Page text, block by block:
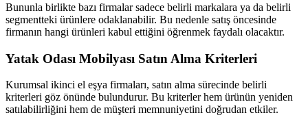
Bununla birlikte bazı firmalar sadece belirli markalara ya da belirli
segmentteki ürünlere odaklanabilir. Bu nedenle satış öncesinde
firmanın hangi ürünleri kabul ettiğini öğrenmek faydalı olacaktır.
Yatak Odası Mobilyası Satın Alma Kriterleri
Kurumsal ikinci el eşya firmaları, satın alma sürecinde belirli
kriterleri göz önünde bulundurur. Bu kriterler hem ürünün yeniden
satılabilirliğini hem de müşteri memnuniyetini doğrudan etkiler.